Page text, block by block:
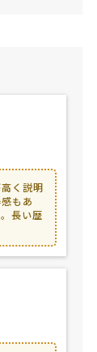
く説明
もあ
長い歴